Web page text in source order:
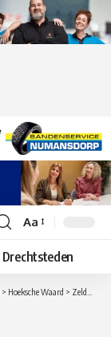
Lettergrootte
aanpassen
Aa
Drechtsteden
> Hoeksche Waard > Zeldzame dwergganzen in het Oudeland van Strijen